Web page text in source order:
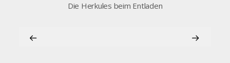
Die Herkules beim Entladen